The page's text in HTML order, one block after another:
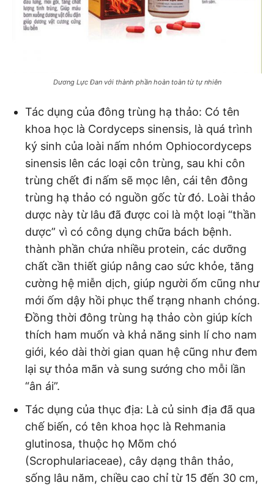
Dương Lực Đan với thành phần hoàn toàn từ tự nhiên
Tác dụng của đông trùng hạ thảo: Có tên
khoa học là Cordyceps sinensis, là quá trình
ký sinh của loài nấm nhóm Ophiocordyceps
sinensis lên các loại côn trùng, sau khi côn
trùng chết đi nấm sẽ mọc lên, cái tên đông
trùng hạ thảo có nguồn gốc từ đó. Loài thảo
dược này từ lâu đã được coi là một loại “thần
dược” vì có công dụng chữa bách bệnh.
thành phần chứa nhiều protein, các dưỡng
chất cần thiết giúp nâng cao sức khỏe, tăng
cường hệ miễn dịch, giúp người ốm cũng như
mới ốm dậy hồi phục thể trạng nhanh chóng.
Đồng thời đông trùng hạ thảo còn giúp kích
thích ham muốn và khả năng sinh lí cho nam
giới, kéo dài thời gian quan hệ cũng như đem
lại sự thỏa mãn và sung sướng cho mỗi lần
“ân ái”.
Tác dụng của thục địa: Là củ sinh địa đã qua
chế biến, có tên khoa học là Rehmania
glutinosa, thuộc họ Mõm chó
(Scrophulariaceae), cây dạng thân thảo,
sống lâu năm, chiều cao chỉ từ 15 đến 30 cm,